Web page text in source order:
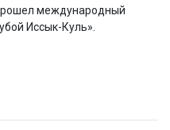
международный
Иссык-Куль».